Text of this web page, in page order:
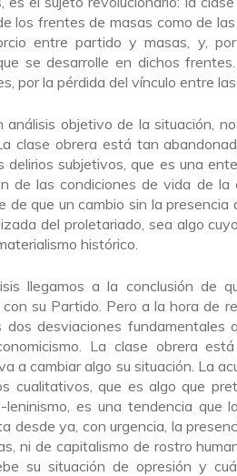
los frentes de masas como de
entre partido y masas, y,
se desarrolle en dichos
por la pérdida del vínculo entre
análisis objetivo de la situación,
clase obrera está tan
delirios subjetivos, que es una
de las condiciones de vida de
de que un cambio sin la
del proletariado, sea algo
histórico.
llegamos a la conclusión de
su Partido. Pero a la hora de
desviaciones fundamentales
La clase obrera
a cambiar algo su situación. La
cualitativos, que es algo que
leninismo, es una tendencia que
desde ya, con urgencia, la
ni de capitalismo de rostro
su situación de opresión y